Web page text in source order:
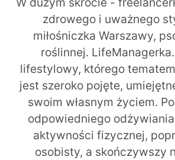
zdrowego i uważnego
miłośniczka Warszawy,
roślinnej.
lifestylowy, którego
jest szeroko pojęte,
swoim własnym życiem.
odpowiedniego
aktywności fizycznej,
osobisty, a skończywszy